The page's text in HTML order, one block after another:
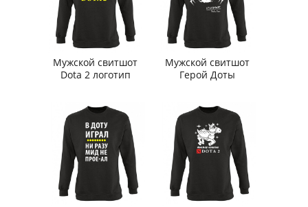
Мужской свитшот
Dota 2 логотип
Мужской свитшот
Герой Доты